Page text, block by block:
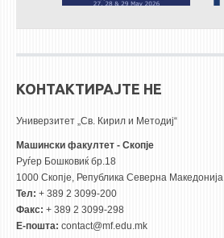
КОНТАКТИРАЈТЕ НЕ
Универзитет „Св. Кирил и Методиј“
Машински факултет - Скопје
Руѓер Бошковиќ бр.18
1000 Скопје, Република Северна Македонија
Тел: + 389 2 3099-200
Факс: + 389 2 3099-298
Е-пошта: contact@mf.edu.mk